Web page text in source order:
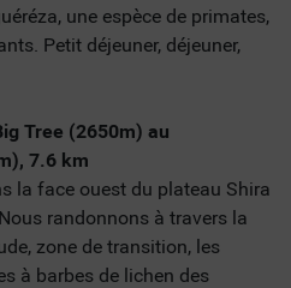
une espèce de primates,
Petit déjeuner, déjeuner,
Tree (2650m) au
7.6 km
la face ouest du plateau Shira
randonnons à travers la
zone de transition, les
à barbes de lichen des